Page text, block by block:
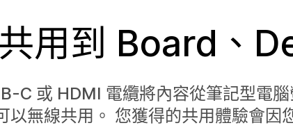
用到 Board、
C 或 HDMI 電纜將內容從筆記型電
以無線共用。 您獲得的共用體驗會因